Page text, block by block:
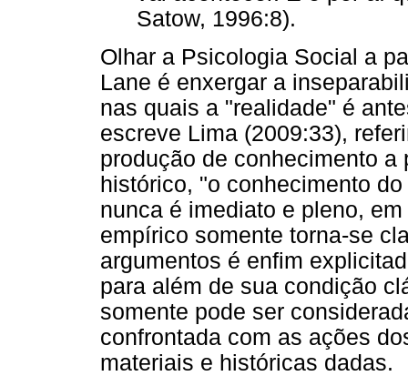
Satow, 1996:8).
Olhar a Psicologia Social a
Lane é enxergar a
nas quais a "realidade" é
escreve Lima (2009:33),
produção de conhecimento
histórico, "o conhecimento
nunca é imediato e pleno,
empírico somente torna-se
argumentos é enfim
para além de sua condição
somente pode ser
confrontada com as ações
materiais e históricas dadas.